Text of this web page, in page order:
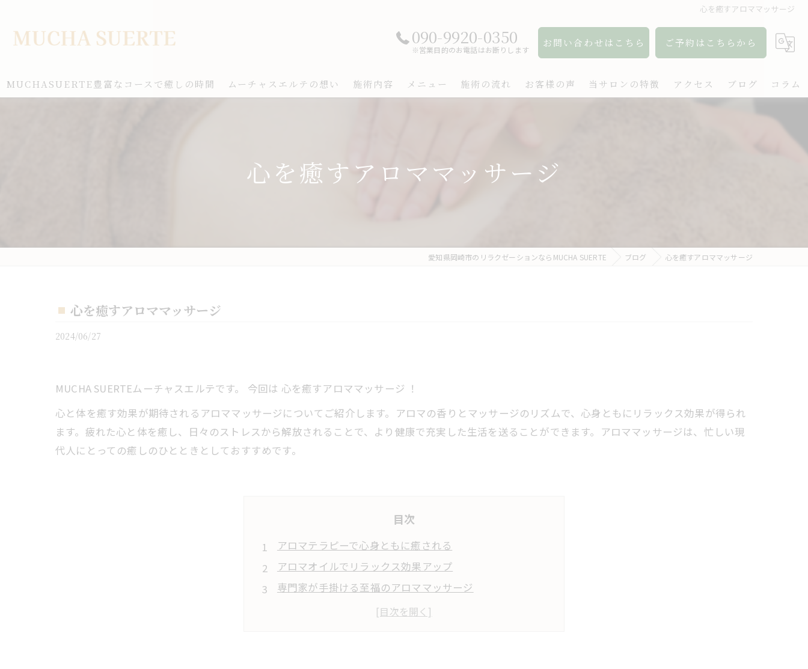
心を癒すアロママッサージ
090-9920-0350
※営業目的のお電話はお断りします
お問い合わせはこちら ご予約はこちらから
MUCHASUERTE豊富なコースで癒しの時間 ムーチャスエルテの想い 施術内容 メニュー 施術の流れ お客様の声 当サロンの特徴 アクセス ブログ コラム
心を癒すアロママッサージ
愛知県岡崎市のリラクゼーションならMUCHA SUERTE ブログ 心を癒すアロママッサージ
心を癒すアロママッサージ
2024/06/27
MUCHA SUERTEムーチャスエルテです。 今回は 心を癒すアロママッサージ ！
心と体を癒す効果が期待されるアロママッサージについてご紹介します。アロマの香りとマッサージのリズムで、心身ともにリラックス効果が得られ
ます。疲れた心と体を癒し、日々のストレスから解放されることで、より健康で充実した生活を送ることができます。アロママッサージは、忙しい現
代人にとっての癒しのひとときとしておすすめです。
目次
アロマテラピーで心身ともに癒される
アロマオイルでリラックス効果アップ
専門家が手掛ける至福のアロママッサージ
天然の香りに包まれる癒しの空間